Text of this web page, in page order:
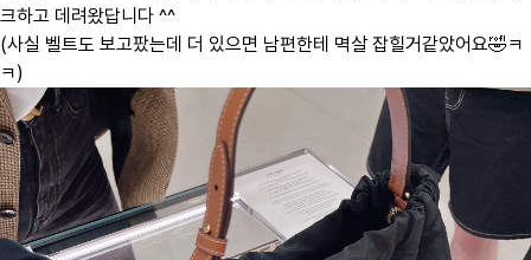
크하고 데려왔답니다 ^^
(사실 벨트도 보고팠는데 더 있으면 남편한테 멱살 잡힐거같았어요🤣ㅋ
ㅋ)